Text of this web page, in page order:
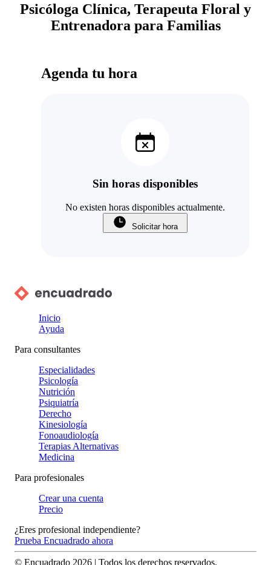
Psicóloga Clínica, Terapeuta Floral y
Entrenadora para Familias
Agenda tu hora
Sin horas disponibles
No existen horas disponibles actualmente.
Solicitar hora
Inicio
Ayuda
Para consultantes
Especialidades
Psicología
Nutrición
Psiquiatría
Derecho
Kinesiología
Fonoaudiología
Terapias Alternativas
Medicina
Para profesionales
Crear una cuenta
Precio
¿Eres profesional independiente?
Prueba Encuadrado ahora
© Encuadrado 2026 | Todos los derechos reservados.